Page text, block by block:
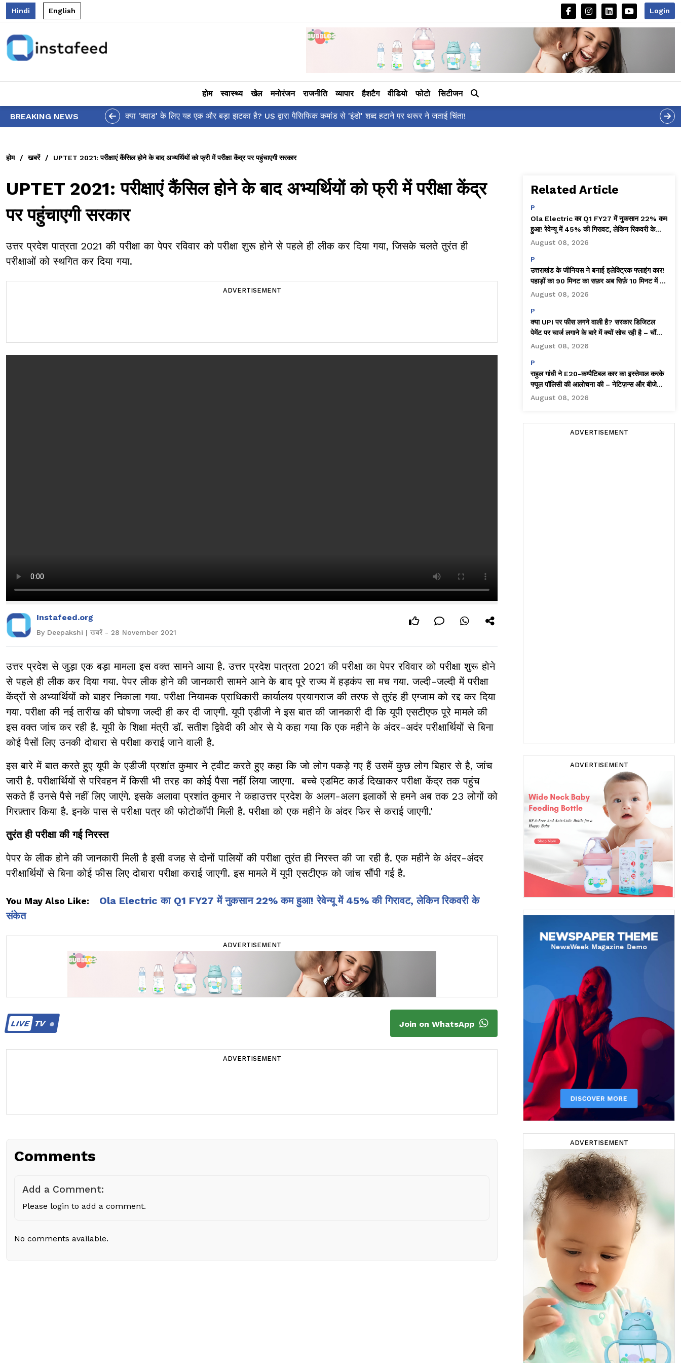
Hindi English Login
होम स्वास्थ्य खेल मनोरंजन राजनीति व्यापार हैशटैग वीडियो फोटो सिटीजन
BREAKING NEWS
द्वारा पैसिफिक कमांड से 'इंडो' शब्द हटाने पर थरूर ने जताई चिंता! आलिया भट्ट का मज़ेदार 'शर्वरी कहाँ है?' पोस्ट, 'अल्फा' टीज़र पर उठे सवालों का मज़ाकिया जवाब!
होम / खबरें / UPTET 2021: परीक्षाएं कैंसिल होने के बाद अभ्यर्थियों को फ्री में परीक्षा केंद्र पर पहुंचाएगी सरकार
UPTET 2021: परीक्षाएं कैंसिल होने के बाद अभ्यर्थियों को फ्री में परीक्षा केंद्र
पर पहुंचाएगी सरकार
उत्तर प्रदेश पात्रता 2021 की परीक्षा का पेपर रविवार को परीक्षा शुरू होने से पहले ही लीक कर दिया गया, जिसके चलते तुरंत ही
परीक्षाओं को स्थगित कर दिया गया.
ADVERTISEMENT
Instafeed.org
By Deepakshi | खबरें - 28 November 2021
उत्तर प्रदेश से जुड़ा एक बड़ा मामला इस वक्त सामने आया है. उत्तर प्रदेश पात्रता 2021 की परीक्षा का पेपर रविवार को परीक्षा शुरू होने
से पहले ही लीक कर दिया गया. पेपर लीक होने की जानकारी सामने आने के बाद पूरे राज्य में हड़कंप सा मच गया. जल्दी-जल्दी में परीक्षा
केंद्रों से अभ्यार्थियों को बाहर निकाला गया. परीक्षा नियामक प्राधिकारी कार्यालय प्रयागराज की तरफ से तुरंह ही एग्जाम को रद्द कर दिया
गया. परीक्षा की नई तारीख की घोषणा जल्दी ही कर दी जाएगी. यूपी एडीजी ने इस बात की जानकारी दी कि यूपी एसटीएफ पूरे मामले की
इस वक्त जांच कर रही है. यूपी के शिक्षा मंत्री डॉ. सतीश द्विवेदी की ओर से ये कहा गया कि एक महीने के अंदर-अदंर परीक्षार्थियों से बिना
कोई पैसों लिए उनकी दोबारा से परीक्षा कराई जाने वाली है.
इस बारे में बात करते हुए यूपी के एडीजी प्रशांत कुमार ने ट्वीट करते हुए कहा कि जो लोग पकड़े गए हैं उसमें कुछ लोग बिहार से है, जांच
जारी है. परीक्षार्थियों से परिवहन में किसी भी तरह का कोई पैसा नहीं लिया जाएगा. बच्चे एडमिट कार्ड दिखाकर परीक्षा केंद्र तक पहुंच
सकते हैं उनसे पैसे नहीं लिए जाएंगे. इसके अलावा प्रशांत कुमार ने कहाउत्तर प्रदेश के अलग-अलग इलाकों से हमने अब तक 23 लोगों को
गिरफ़्तार किया है. इनके पास से परीक्षा पत्र की फोटोकॉपी मिली है. परीक्षा को एक महीने के अंदर फिर से कराई जाएगी.'
तुरंत ही परीक्षा की गई निरस्त
पेपर के लीक होने की जानकारी मिली है इसी वजह से दोनों पालियों की परीक्षा तुरंत ही निरस्त की जा रही है. एक महीने के अंदर-अंदर
परीक्षार्थियों से बिना कोई फीस लिए दोबारा परीक्षा कराई जाएगी. इस मामले में यूपी एसटीएफ को जांच सौंपी गई है.
You May Also Like:
Ola Electric का Q1 FY27 में नुकसान 22% कम हुआ! रेवेन्यू में 45% की गिरावट, लेकिन रिकवरी के
संकेत
ADVERTISEMENT
LIVETV Join on WhatsApp
ADVERTISEMENT
Comments
Add a Comment:
Please login to add a comment.
No comments available.
Related Article
P
Ola Electric का Q1 FY27 में नुकसान 22% कम
हुआ! रेवेन्यू में 45% की गिरावट, लेकिन रिकवरी के
संकेत
August 08, 2026
P
उत्तराखंड के जीनियस ने बनाई इलेक्ट्रिक फ्लाइंग कार!
पहाड़ों का 90 मिनट का सफ़र अब सिर्फ़ 10 मिनट में –
वायरल वीडियो!
August 08, 2026
P
क्या UPI पर फीस लगने वाली है? सरकार डिजिटल
पेमेंट पर चार्ज लगाने के बारे में क्यों सोच रही है – चौंकाने
वाला सच सामने आया!
August 08, 2026
P
राहुल गांधी ने E20-कम्पैटिबल कार का इस्तेमाल करके
फ्यूल पॉलिसी की आलोचना की – नेटिज़न्स और बीजेपी
ने जमकर ट्रोल किया!
August 08, 2026
ADVERTISEMENT
ADVERTISEMENT
ADVERTISEMENT